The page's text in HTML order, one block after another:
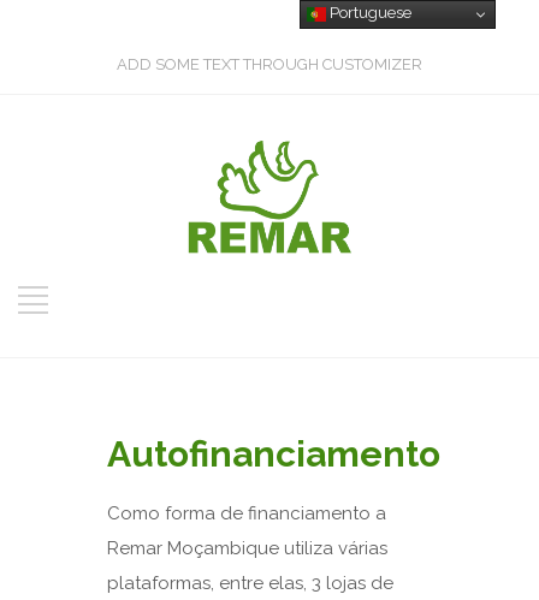
ADD SOME TEXT THROUGH CUSTOMIZER
Autofinanciamento
Como forma de financiamento a
Remar Moçambique utiliza várias
plataformas, entre elas, 3 lojas de
Portuguese